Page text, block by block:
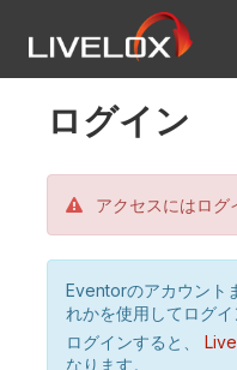
ログイン
アクセスにはログ
Eventorのアカウント
れかを使用してログイ
ログインすると、
なります。